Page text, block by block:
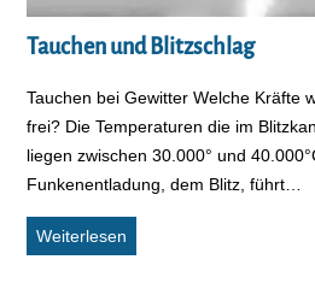
Tauchen und Blitzschlag
Tauchen bei Gewitter Welche Kräfte
frei? Die Temperaturen die im
liegen zwischen 30.000° und
Funkenentladung, dem Blitz, führt…
Weiterlesen